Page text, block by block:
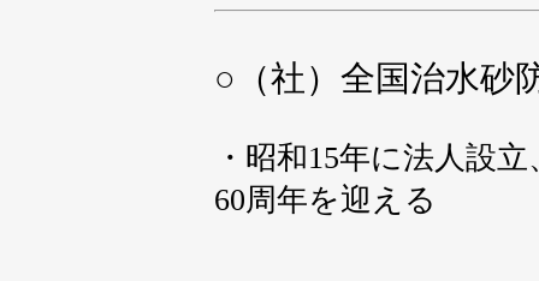
○ （社）全国治水
・昭和15年に法人設
60周年を迎える